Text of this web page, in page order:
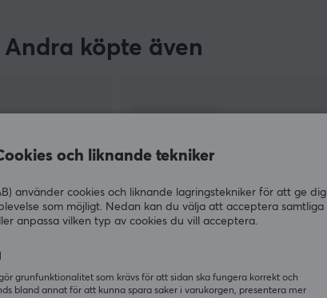
Andra köpte även
och liknande tekniker
använder cookies och liknande lagringstekniker för att ge dig
som möjligt. Nedan kan du välja att acceptera samtliga
anpassa vilken typ av cookies du vill acceptera.
grunfunktionalitet som krävs för att sidan ska fungera korrekt och
bland annat för att kunna spara saker i varukorgen, presentera mer